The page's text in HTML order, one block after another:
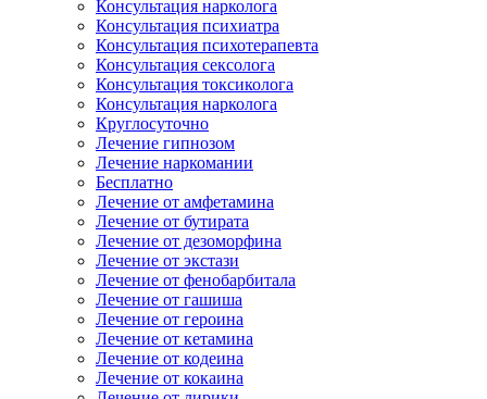
Консультация нарколога
Консультация психиатра
Консультация психотерапевта
Консультация сексолога
Консультация токсиколога
Консультация нарколога
Круглосуточно
Лечение гипнозом
Лечение наркомании
Бесплатно
Лечение от амфетамина
Лечение от бутирата
Лечение от дезоморфина
Лечение от экстази
Лечение от фенобарбитала
Лечение от гашиша
Лечение от героина
Лечение от кетамина
Лечение от кодеина
Лечение от кокаина